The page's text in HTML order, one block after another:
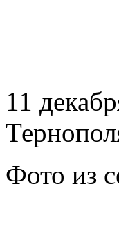
11
Фото из